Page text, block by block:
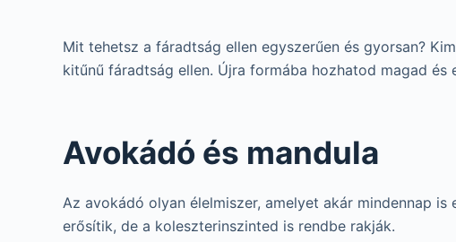
Mit tehetsz a fáradtság ellen egyszerűen és gyorsan?
kitűnű fáradtság ellen. Újra formába hozhatod magad és
Avokádó és mandula
Az avokádó olyan élelmiszer, amelyet akár mindennap
erősítik, de a koleszterinszinted is rendbe rakják.